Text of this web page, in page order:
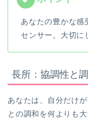
あなたの豊かな感
センサー。大切に
長所：協調性と
あなたは、自分だけ
との調和を何よりも大